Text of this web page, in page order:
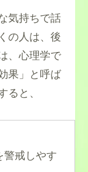
気持ちで話
の人は、後
、心理学で
果」と呼ば
ると、
戒しやす